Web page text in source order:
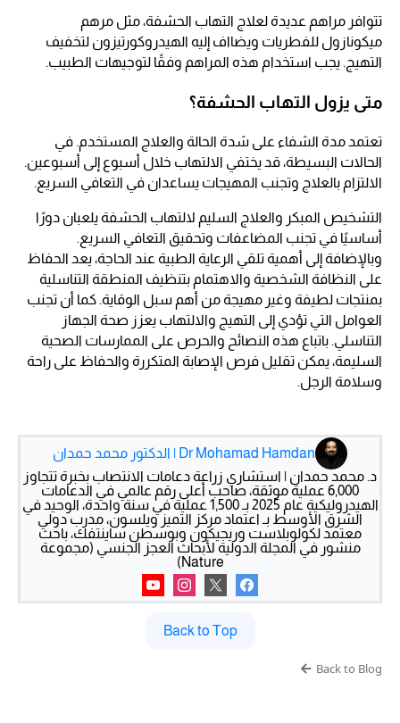
تتوافر مراهم عديدة لعلاج التهاب الحشفة، مثل مرهم
ميكونازول للفطريات ويضااف إليه الهيدروكورتيزون لتخفيف
التهيج. يجب استخدام هذه المراهم وفقًا لتوجيهات الطبيب.
متى يزول التهاب الحشفة؟
تعتمد مدة الشفاء على شدة الحالة والعلاج المستخدم. في
الحالات البسيطة، قد يختفي الالتهاب خلال أسبوع إلى أسبوعين.
الالتزام بالعلاج وتجنب المهيجات يساعدان في التعافي السريع.
التشخيص المبكر والعلاج السليم لالتهاب الحشفة يلعبان دورًا
أساسيًا في تجنب المضاعفات وتحقيق التعافي السريع.
وبالإضافة إلى أهمية تلقي الرعاية الطبية عند الحاجة، يعد الحفاظ
على النظافة الشخصية والاهتمام بتنظيف المنطقة التناسلية
بمنتجات لطيفة وغير مهيجة من أهم سبل الوقاية. كما أن تجنب
العوامل التي تؤدي إلى التهيج والالتهاب يعزز صحة الجهاز
التناسلي. باتباع هذه النصائح والحرص على الممارسات الصحية
السليمة، يمكن تقليل فرص الإصابة المتكررة والحفاظ على راحة
وسلامة الرجل.
Dr Mohamad Hamdan | الدكتور محمد حمدان
د. محمد حمدان | استشاري زراعة دعامات الانتصاب بخبرة تتجاوز
6,000 عملية موثقة، صاحب أعلى رقم عالمي في الدعامات
الهيدروليكية عام 2025 بـ 1,500 عملية في سنة واحدة، الوحيد في
الشرق الأوسط بـ اعتماد مركز التميز ويلسون، مدرب دولي
معتمد لكولوبلاست وريجيكون وبوسطن ساينتفك، باحث
منشور في المجلة الدولية لأبحاث العجز الجنسي (مجموعة
Nature)
Back to Top
Back to Blog